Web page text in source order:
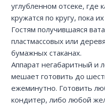
углубленном отсеке, где
кружатся по кругу, пока
Гостям получившаяся
пластмассовых или
бумажных стаканах.
Аппарат негабаритный и
мешает готовить до
ежеминутно. Готовить
кондитер, либо любой